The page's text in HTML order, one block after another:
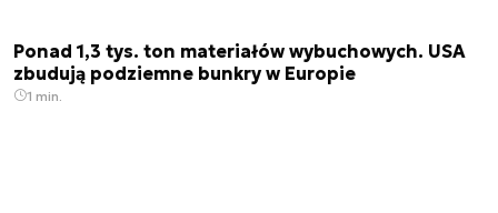
Ponad 1,3 tys. ton materiałów wybuchowych. USA
zbudują podziemne bunkry w Europie
1 min.